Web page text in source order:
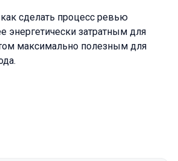
сделать процесс ревью
энергетически затратным для
максимально полезным для